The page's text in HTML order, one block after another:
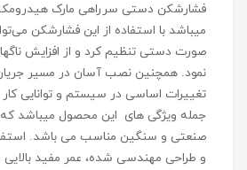
فشارشکن دستی سرراهی مارک
میباشد با استفاده از این فشارشکن
صورت دستی تنظیم کرد و از افزایش
نمود. همچنین نصب آسان در مسیر
تغییرات اساسی در سیستم و توانایی کار
جمله ویژگی های این محصول میباشد که
صنعتی و سنگین مناسب می‌ باشد.
و طراحی مهندسی شده، عمر مفید بالایی